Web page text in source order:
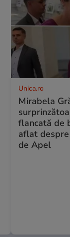
Unica.ro
Mirabela
flancată de
aflat
de Apel